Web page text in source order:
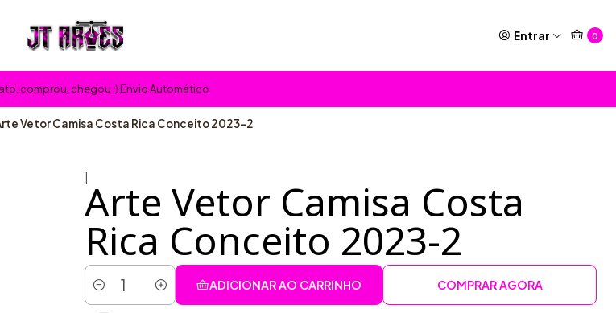
Entrar 0
comprou, chegou :) Envio Automático
Vetor Camisa Costa Rica Conceito 2023-2
Arte Vetor Camisa Costa
Rica Conceito 2023-2
Quantidade
ADICIONAR AO CARRINHO COMPRAR AGORA